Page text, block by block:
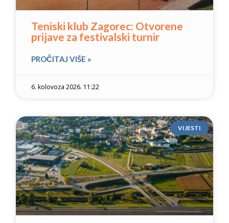
Teniski klub Zagorec: Otvorene
prijave za festivalski turnir
PROČITAJ VIŠE »
6. kolovoza 2026. 11:22
VIJESTI